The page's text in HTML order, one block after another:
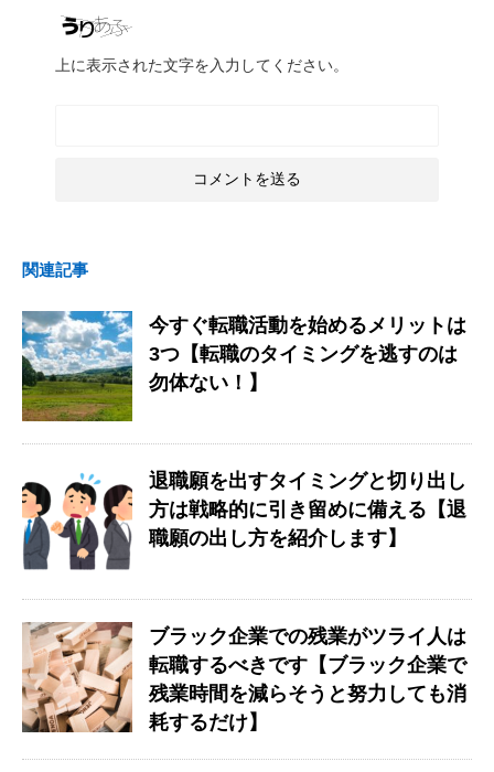
上に表示された文字を入力してください。
関連記事
今すぐ転職活動を始めるメリットは
3つ【転職のタイミングを逃すのは
勿体ない！】
退職願を出すタイミングと切り出し
方は戦略的に引き留めに備える【退
職願の出し方を紹介します】
ブラック企業での残業がツライ人は
転職するべきです【ブラック企業で
残業時間を減らそうと努力しても消
耗するだけ】